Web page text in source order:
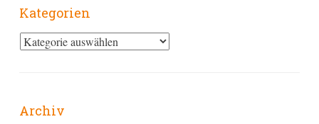
Kategorien
Kategorien
Archiv